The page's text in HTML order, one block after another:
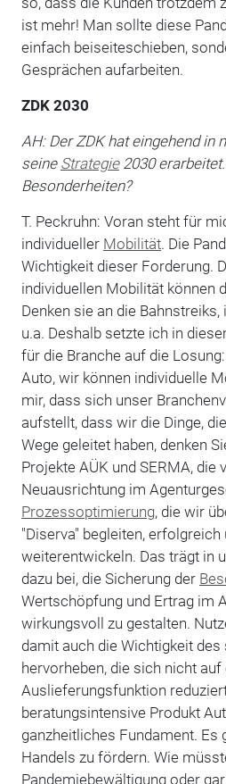
ist mehr! Man sollte diese
einfach beiseiteschieben,
Gesprächen aufarbeiten.
ZDK 2030
AH: Der ZDK hat eingehend in
seine Strategie2030
Besonderheiten?
T. Peckruhn: Voran steht für
individueller Mobilität. Die
Wichtigkeit dieser Forderung.
individuellen Mobilität können
Denken sie an die
u.a. Deshalb setzte ich in
für die Branche auf die
Auto, wir können individuelle
mir, dass sich unser
aufstellt, dass wir die Dinge,
Wege geleitet haben, denken
Projekte AÜK und SERMA, die
Neuausrichtung im
Prozessoptimierung, die wir
"Diserva" begleiten,
weiterentwickeln. Das trägt in
dazu bei, die Sicherung der
Wertschöpfung und Ertrag im
wirkungsvoll zu gestalten.
damit auch die Wichtigkeit
hervorheben, die sich nicht auf
Auslieferungsfunktion
beratungsintensive Produkt
ganzheitliches Fundament. Es
Handels zu fördern. Wie
Pandemiebewältigung oder